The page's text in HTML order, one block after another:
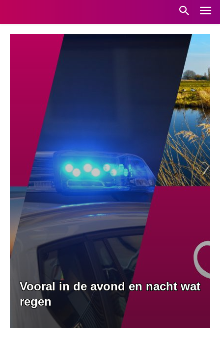
Vooral in de avond en nacht wat
regen